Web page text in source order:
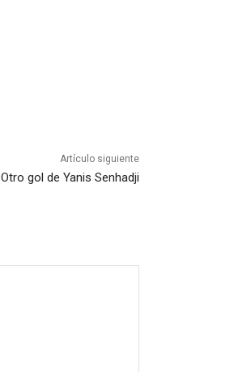
Artículo siguiente
Otro gol de Yanis Senhadji